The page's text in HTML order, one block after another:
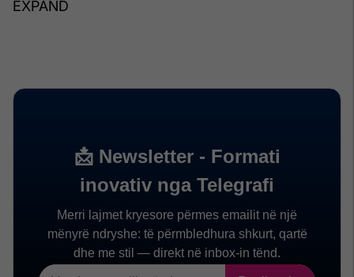
EXPAND